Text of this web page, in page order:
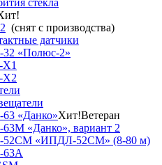
стекла
(снят с производства)
датчики
«Полюс-2»
X2
«Данко»Хит!Ветеран
«Данко», вариант 2
52СМ «ИПДЛ-52СМ» (8-80 м)
63А